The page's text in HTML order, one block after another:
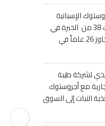
الإسبانية
أجروستوك تأسست عام 1949، ونمتلك 38 من الخبرة في
تصنيع الأسمدة المتخصصة و خبرة تتجاوز 26 عاماً في
لشركة طيبة
مع أجروستوك
النبات إلى السوق